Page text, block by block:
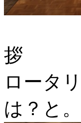
日Ｆ
ロータ
は？